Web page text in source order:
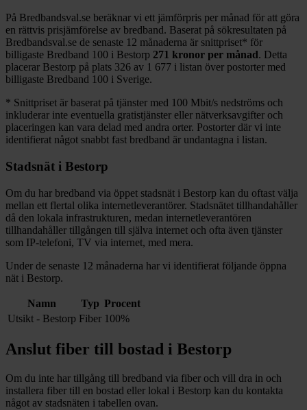
På Bredbandsval.se beräknar vi ett jämförpris per månad för att göra
en rättvis prisjämförelse av bredband. Baserat på sökresultaten på
Bredbandsval.se de senaste 12 månaderna är snittpriset* för
billigaste Bredband 100 i Bestorp 271 kronor per månad. Detta
placerar Bestorp på plats 326 av 1 677 i listan över postorter med
billigaste Bredband 100 i Sverige.
* Snittpriset är baserat på tjänster med 100 Mbit/s nedströms och
inkluderar inte eventuella gratistjänster eller nätverksavgifter och
placeringen kan vara delad med andra orter. Postorter där vi inte
identifierat något snabbt fast bredband är undantagna i listan.
Stadsnät i Bestorp
Om du har bredband via öppet stadsnät i Bestorp kan du oftast välja
mellan ett flertal olika internetleverantörer. Stadsnätet tillhandahåller
då den lokala infrastrukturen, medan internetleverantören
tillhandahåller tillgången till själva internet och ofta även tjänster
som IP-telefoni, TV via internet, med mera.
Under de senaste 12 månaderna har vi identifierat följande öppna
nät i Bestorp.
Namn Typ Procent
Utsikt - Bestorp Fiber 100%
Anslut fiber till bostad i Bestorp
Om du inte har tillgång till bredband via fiber och vill dra in och
installera fiber till en bostad eller lokal i Bestorp kan du kontakta
något av stadsnäten i tabellen ovan.